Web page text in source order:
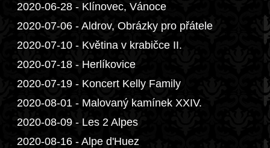
2020-06-28 - Klínovec, Vánoce
2020-07-06 - Aldrov, Obrázky pro přátele
2020-07-10 - Květina v krabičce II.
2020-07-18 - Herlíkovice
2020-07-19 - Koncert Kelly Family
2020-08-01 - Malovaný kamínek XXIV.
2020-08-09 - Les 2 Alpes
2020-08-16 - Alpe d'Huez